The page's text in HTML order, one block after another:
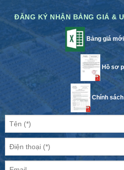
ĐĂNG KÝ NHẬN BẢNG GIÁ &
Bảng giá
Hồ sơ
Chính